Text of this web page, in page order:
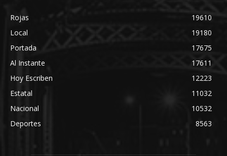
Rojas
19610
Local
19180
Portada
17675
Al Instante
17611
Hoy Escriben
12223
Estatal
11032
Nacional
10532
Deportes
8563